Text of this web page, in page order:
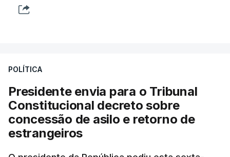
POLÍTICA
Presidente envia para o Tribunal
Constitucional decreto sobre
concessão de asilo e retorno de
estrangeiros